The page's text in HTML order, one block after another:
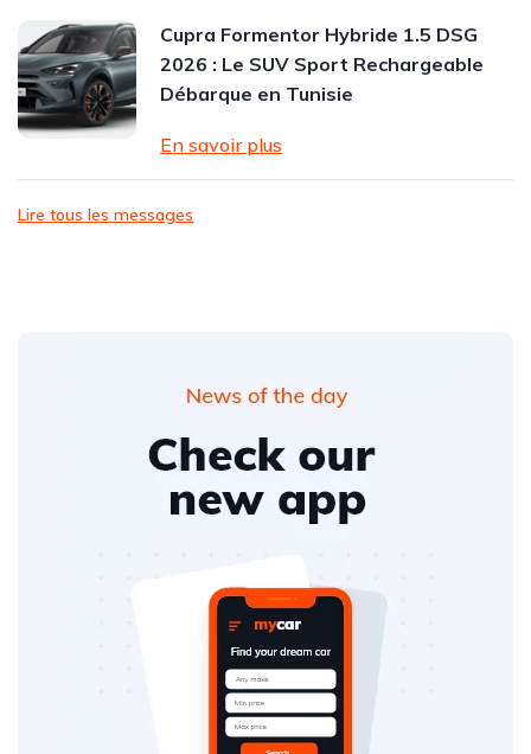
Cupra Formentor Hybride 1.5 DSG
2026 : Le SUV Sport Rechargeable
Débarque en Tunisie
En savoir plus
Lire tous les messages